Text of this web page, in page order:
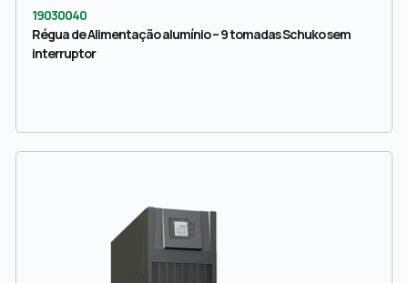
19030040
Régua de Alimentação alumínio – 9 tomadas Schuko sem
interruptor